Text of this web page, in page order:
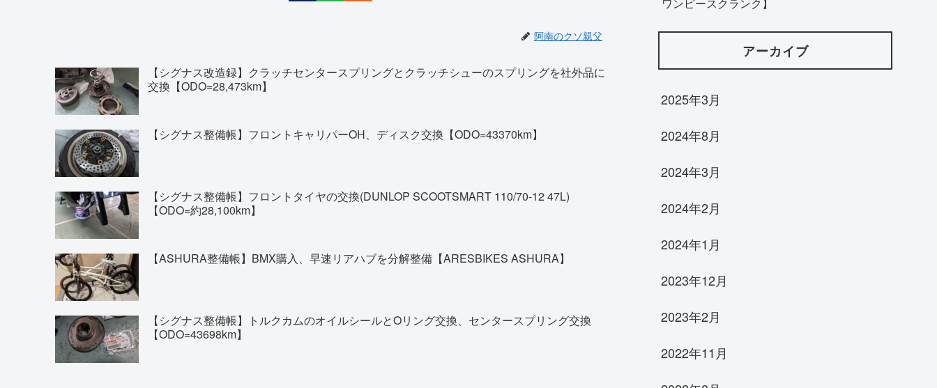
阿南のクソ親父
【シグナス改造録】クラッチセンタースプリングとクラッチシューのスプリングを社外品に
交換【ODO=28,473km】
【シグナス整備帳】フロントキャリパーOH、ディスク交換【ODO=43370km】
【シグナス整備帳】フロントタイヤの交換(DUNLOP SCOOTSMART 110/70-12 47L)
【ODO=約28,100km】
【ASHURA整備帳】BMX購入、早速リアハブを分解整備【ARESBIKES ASHURA】
【シグナス整備帳】トルクカムのオイルシールとOリング交換、センタースプリング交換
【ODO=43698km】
アーカイブ
2025年3月
2024年8月
2024年3月
2024年2月
2024年1月
2023年12月
2023年2月
2022年11月